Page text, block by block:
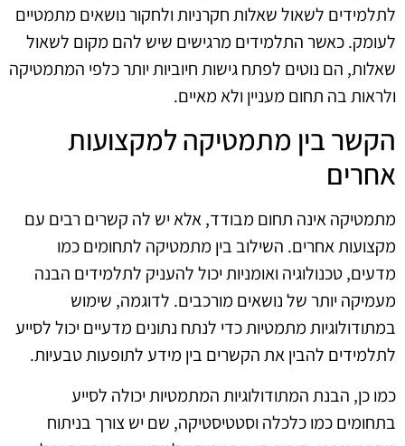
לתלמידים לשאול שאלות חקרניות ולחקור נושאים מתמטיים
לעומק. כאשר התלמידים מרגישים שיש להם מקום לשאול
שאלות, הם נוטים לפתח גישות חיוביות יותר כלפי המתמטיקה
ולראות בה תחום מעניין ולא מאיים.
הקשר בין מתמטיקה למקצועות
אחרים
מתמטיקה אינה תחום מבודד, אלא יש לה קשרים רבים עם
מקצועות אחרים. השילוב בין מתמטיקה לתחומים כמו
מדעים, טכנולוגיה ואומניות יכול להעניק לתלמידים הבנה
מעמיקה יותר של נושאים מורכבים. לדוגמה, שימוש
במתודולוגיות מתמטיות כדי לנתח נתונים מדעיים יכול לסייע
לתלמידים להבין את הקשרים בין מידע לתופעות טבעיות.
כמו כן, הבנת המתודולוגיות המתמטיות יכולה לסייע
בתחומים כמו כלכלה וסטטיסטיקה, שם יש צורך בניתוח